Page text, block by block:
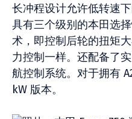
长冲程设计允许低转速
具有三个级别的本田选
术，即控制后轮的扭矩
力控制一样。还配备了
航控制系统。对于拥有
kW 版本。